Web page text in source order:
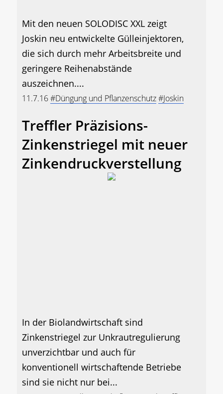
Mit den neuen SOLODISC XXL zeigt
Joskin neu entwickelte Gülleinjektoren,
die sich durch mehr Arbeitsbreite und
geringere Reihenabstände
auszeichnen....
11.7.16#Düngung und Pflanzenschutz#Joskin
Treffler Präzisions-
Zinkenstriegel mit neuer
Zinkendruckverstellung
In der Biolandwirtschaft sind
Zinkenstriegel zur Unkrautregulierung
unverzichtbar und auch für
konventionell wirtschaftende Betriebe
sind sie nicht nur bei...